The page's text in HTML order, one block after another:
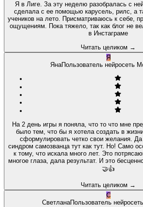
Я в Лиге. За эту неделю разобралась с
сделала с ее помощью карусель, рилс, а
учеников на лето. Присматриваюсь к себе,
ощущениям. Пока тяжело, так как блог не
в Инстаграме
Читать целиком →
Я
ЯнаПользователь нейросеть
На 2 день игры я поняла, что то что мне
было тем, что бы я хотела создать в
сформулировать четко свои желания.
синдром самозванца тут как тут. Но! Само
к тому, что искала много лет. Это потрясающе! Игра
многое глаза, дала результат. И это
🤝👍
Читать целиком →
С
СветланаПользователь